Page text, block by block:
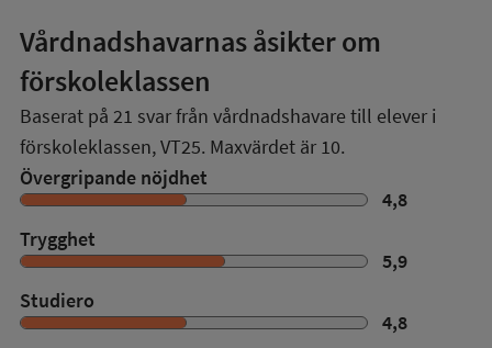
Vårdnadshavarnas åsikter om
förskoleklassen
Baserat på 21 svar från vårdnadshavare till elever i
förskoleklassen,VT25. Maxvärdet är 10.
Övergripande nöjdhet
4,8
Trygghet
5,9
Studiero
4,8